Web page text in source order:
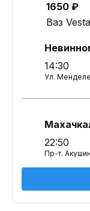
1650 ₽
Ваз Vesta
14:30
Ул.
22:50
Пр-т.